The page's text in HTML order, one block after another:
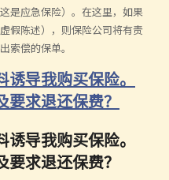
是应急保险）。在这里，如果
假陈述），则保险公司将有责
索偿的保单。
导我购买保险。
求退还保费？
导我购买保险。
求退还保费？